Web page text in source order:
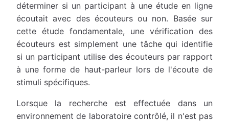
déterminer si un participant à une étude en ligne
écoutait avec des écouteurs ou non. Basée sur
cette étude fondamentale, une vérification des
écouteurs est simplement une tâche qui identifie
si un participant utilise des écouteurs par rapport
à une forme de haut-parleur lors de l'écoute de
stimuli spécifiques.
Lorsque la recherche est effectuée dans un
environnement de laboratoire contrôlé, il n'est pas